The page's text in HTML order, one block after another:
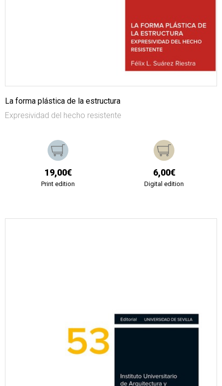
La forma plástica de la estructura
Expresividad del hecho resistente
19,00€
Print edition
6,00€
Digital edition